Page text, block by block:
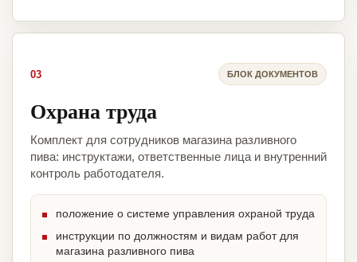
03 БЛОК ДОКУМЕНТОВ
Охрана труда
Комплект для сотрудников магазина разливного
пива: инструктажи, ответственные лица и внутренний
контроль работодателя.
положение о системе управления охраной труда
инструкции по должностям и видам работ для
магазина разливного пива